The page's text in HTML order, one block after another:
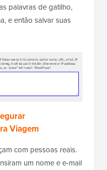
palavras de gatilho,
e então salvar suas
Viagem
com pessoas reais.
um nome e e-mail